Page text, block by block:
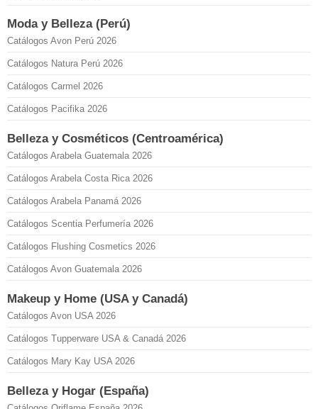
Moda y Belleza (Perú)
Catálogos Avon Perú 2026
Catálogos Natura Perú 2026
Catálogos Carmel 2026
Catálogos Pacifika 2026
Belleza y Cosméticos (Centroamérica)
Catálogos Arabela Guatemala 2026
Catálogos Arabela Costa Rica 2026
Catálogos Arabela Panamá 2026
Catálogos Scentia Perfumería 2026
Catálogos Flushing Cosmetics 2026
Catálogos Avon Guatemala 2026
Makeup y Home (USA y Canadá)
Catálogos Avon USA 2026
Catálogos Tupperware USA & Canadá 2026
Catálogos Mary Kay USA 2026
Belleza y Hogar (España)